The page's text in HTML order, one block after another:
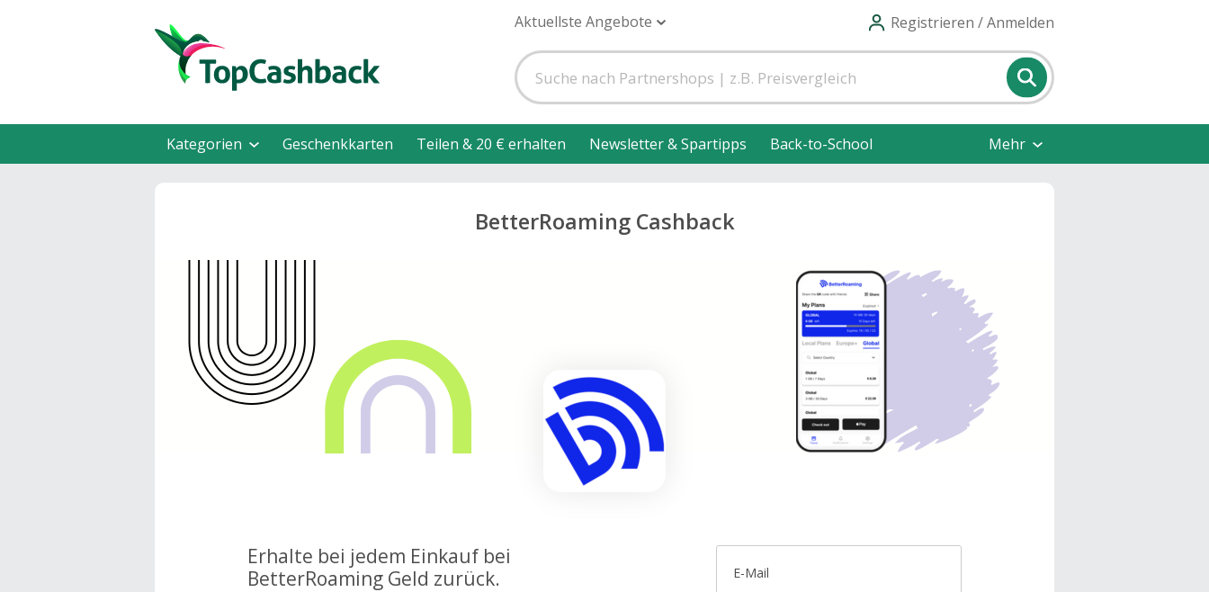
Aktuellste Angebote Registrieren / Anmelden
Kategorien Geschenkkarten Teilen & 20 € erhalten Newsletter & Spartipps Back-to-School Mehr
BetterRoaming Cashback
Erhalte bei jedem Einkauf bei
BetterRoaming Geld zurück.
E-Mail